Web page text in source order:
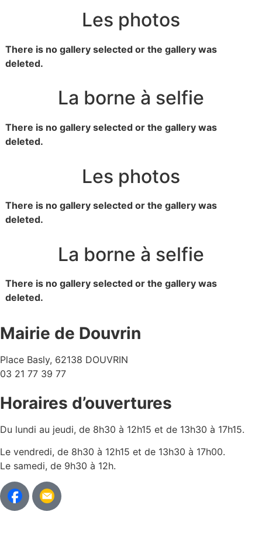
Les photos
There is no gallery selected or the gallery was
deleted.
La borne à selfie
There is no gallery selected or the gallery was
deleted.
Les photos
There is no gallery selected or the gallery was
deleted.
La borne à selfie
There is no gallery selected or the gallery was
deleted.
Mairie de Douvrin
Place Basly, 62138 DOUVRIN
03 21 77 39 77
Horaires d’ouvertures
Du lundi au jeudi, de 8h30 à 12h15 et de 13h30 à 17h15.
Le vendredi, de 8h30 à 12h15 et de 13h30 à 17h00.
Le samedi, de 9h30 à 12h.